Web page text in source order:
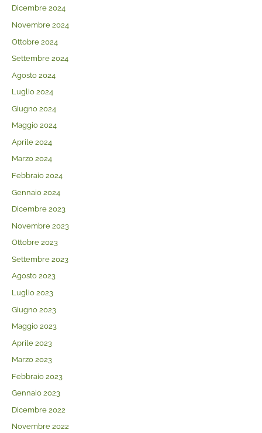
Dicembre 2024
Novembre 2024
Ottobre 2024
Settembre 2024
Agosto 2024
Luglio 2024
Giugno 2024
Maggio 2024
Aprile 2024
Marzo 2024
Febbraio 2024
Gennaio 2024
Dicembre 2023
Novembre 2023
Ottobre 2023
Settembre 2023
Agosto 2023
Luglio 2023
Giugno 2023
Maggio 2023
Aprile 2023
Marzo 2023
Febbraio 2023
Gennaio 2023
Dicembre 2022
Novembre 2022